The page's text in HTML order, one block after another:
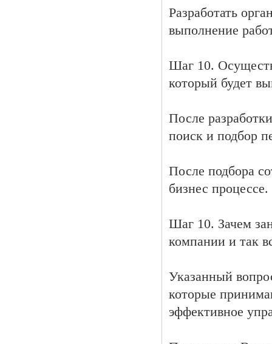
Разработать
выполнение
Шаг 10.
который будет
После
поиск и подбор
После подбора
бизнес процессе.
Шаг 10. Зачем
компании и так
Указанный
которые
эффективное